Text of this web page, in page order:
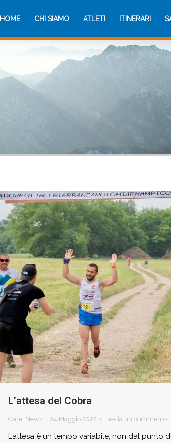
HOME CHI SIAMO ATLETI ITINERARI
L’attesa del Cobra
Gare, News 24 Maggio 2022 Lascia un commento
L’attesa è un tempo variabile, non dal punto di